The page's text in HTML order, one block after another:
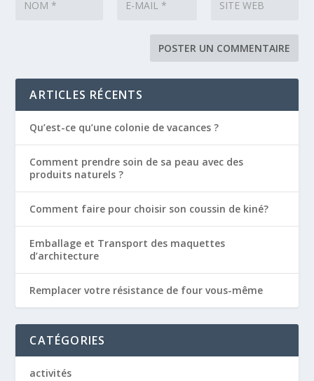
ARTICLES RÉCENTS
Qu’est-ce qu’une colonie de vacances ?
Comment prendre soin de sa peau avec des
produits naturels ?
Comment faire pour choisir son coussin de kiné?
Emballage et Transport des maquettes
d’architecture
Remplacer votre résistance de four vous-même
CATÉGORIES
activités